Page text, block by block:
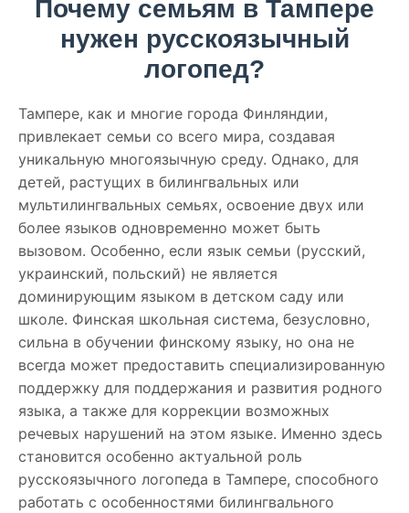
Почему семьям в Тампере
нужен русскоязычный
логопед?
Тампере, как и многие города Финляндии,
привлекает семьи со всего мира, создавая
уникальную многоязычную среду. Однако, для
детей, растущих в билингвальных или
мультилингвальных семьях, освоение двух или
более языков одновременно может быть
вызовом. Особенно, если язык семьи (русский,
украинский, польский) не является
доминирующим языком в детском саду или
школе. Финская школьная система, безусловно,
сильна в обучении финскому языку, но она не
всегда может предоставить специализированную
поддержку для поддержания и развития родного
языка, а также для коррекции возможных
речевых нарушений на этом языке. Именно здесь
становится особенно актуальной роль
русскоязычного логопеда в Тампере, способного
работать с особенностями билингвального